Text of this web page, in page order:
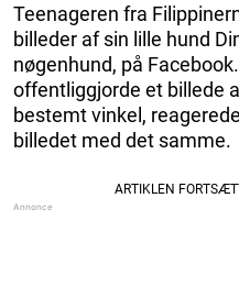
Teenageren fra
billeder af sin lille hund
nøgenhund, på
offentliggjorde et billede
bestemt vinkel,
billedet med det samme.